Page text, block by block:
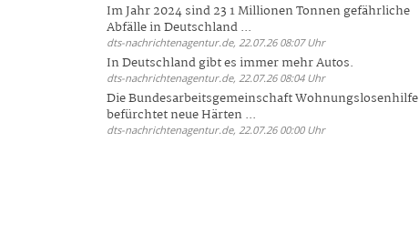
Im Jahr 2024 sind 23 1 Millionen Tonnen gefährliche
Abfälle in Deutschland ...
dts-nachrichtenagentur.de, 22.07.26 08:07 Uhr
In Deutschland gibt es immer mehr Autos.
dts-nachrichtenagentur.de, 22.07.26 08:04 Uhr
Die Bundesarbeitsgemeinschaft Wohnungslosenhilfe
befürchtet neue Härten ...
dts-nachrichtenagentur.de, 22.07.26 00:00 Uhr